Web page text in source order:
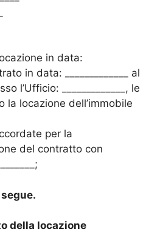
in data:
in data: _____________ al
l’Ufficio: _____________, le
la locazione dell’immobile
per la
del contratto con
della locazione